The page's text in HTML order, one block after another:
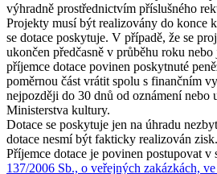
výhradně prostřednictvím příslušného
Projekty musí být realizovány do konce
se dotace poskytuje. V případě, že se
ukončen předčasně v průběhu roku nebo
příjemce dotace povinen poskytnuté
poměrnou část vrátit spolu s finančním
nejpozději do 30 dnů od oznámení nebo
Ministerstva kultury.
Dotace se poskytuje jen na úhradu
dotace nesmí být fakticky realizován zisk.
Příjemce dotace je povinen postupovat v
137/2006 Sb., o veřejných zakázkách,